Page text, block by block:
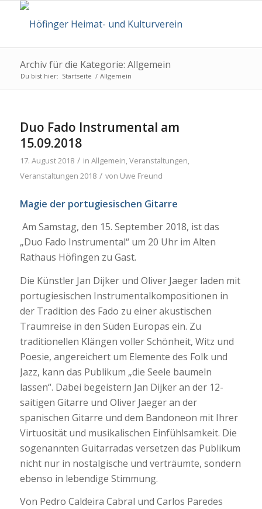
Archiv für die Kategorie: Allgemein
Du bist hier: Startseite / Allgemein
Duo Fado Instrumental am
15.09.2018
17. August 2018 / in Allgemein,Veranstaltungen,
Veranstaltungen 2018 / von Uwe Freund
Magie der portugiesischen Gitarre
Am Samstag, den 15. September 2018, ist das
„Duo Fado Instrumental“ um 20 Uhr im Alten
Rathaus Höfingen zu Gast.
Die Künstler Jan Dijker und Oliver Jaeger laden mit
portugiesischen Instrumentalkompositionen in
der Tradition des Fado zu einer akustischen
Traumreise in den Süden Europas ein. Zu
traditionellen Klängen voller Schönheit, Witz und
Poesie, angereichert um Elemente des Folk und
Jazz, kann das Publikum „die Seele baumeln
lassen“. Dabei begeistern Jan Dijker an der 12-
saitigen Gitarre und Oliver Jaeger an der
spanischen Gitarre und dem Bandoneon mit Ihrer
Virtuosität und musikalischen Einfühlsamkeit. Die
sogenannten Guitarradas versetzen das Publikum
nicht nur in nostalgische und verträumte, sondern
ebenso in lebendige Stimmung.
Von Pedro Caldeira Cabral und Carlos Paredes